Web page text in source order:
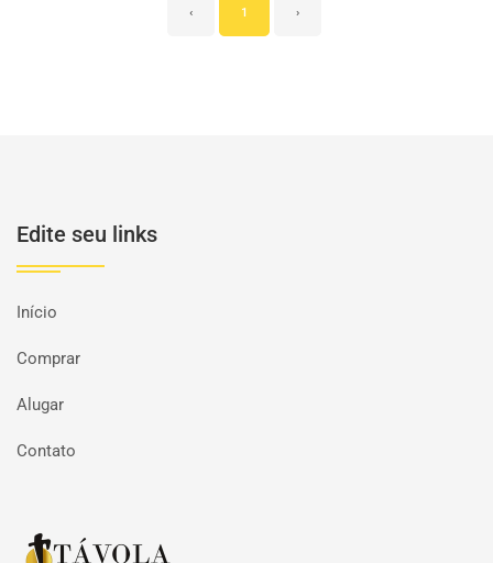
‹ 1 ›
Edite seu links
Início
Comprar
Alugar
Contato
Página inicial